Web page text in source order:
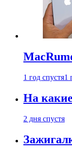
1 год спустя1
На
2 дня спустя